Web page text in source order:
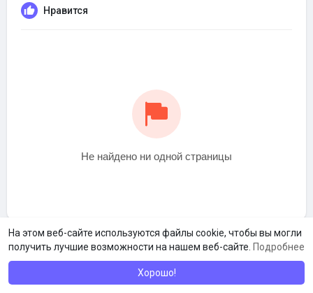
На этом веб-сайте используются файлы cookie, чтобы вы могли
получить лучшие возможности на нашем веб-сайте. Подробнее
Хорошо!
Нравится
Не найдено ни одной страницы